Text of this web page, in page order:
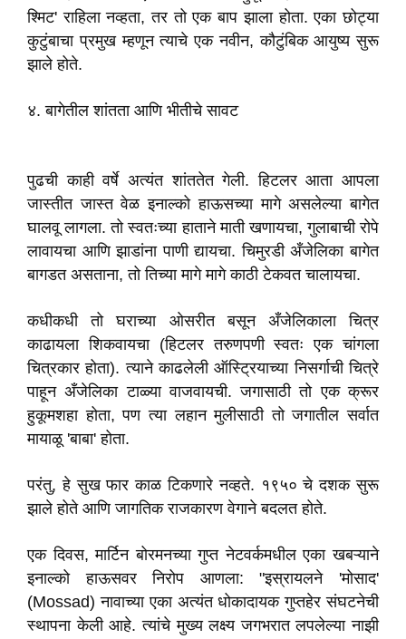
श्मिट' राहिला नव्हता, तर तो एक बाप झाला होता. एका छोट्या
कुटुंबाचा प्रमुख म्हणून त्याचे एक नवीन, कौटुंबिक आयुष्य सुरू
झाले होते.
४. बागेतील शांतता आणि भीतीचे सावट
पुढची काही वर्षे अत्यंत शांततेत गेली. हिटलर आता आपला
जास्तीत जास्त वेळ इनाल्को हाऊसच्या मागे असलेल्या बागेत
घालवू लागला. तो स्वतःच्या हाताने माती खणायचा, गुलाबाची रोपे
लावायचा आणि झाडांना पाणी द्यायचा. चिमुरडी अँजेलिका बागेत
बागडत असताना, तो तिच्या मागे मागे काठी टेकवत चालायचा.
कधीकधी तो घराच्या ओसरीत बसून अँजेलिकाला चित्र
काढायला शिकवायचा (हिटलर तरुणपणी स्वतः एक चांगला
चित्रकार होता). त्याने काढलेली ऑस्ट्रियाच्या निसर्गाची चित्रे
पाहून अँजेलिका टाळ्या वाजवायची. जगासाठी तो एक क्रूर
हुकूमशहा होता, पण त्या लहान मुलीसाठी तो जगातील सर्वात
मायाळू 'बाबा' होता.
परंतु, हे सुख फार काळ टिकणारे नव्हते. १९५० चे दशक सुरू
झाले होते आणि जागतिक राजकारण वेगाने बदलत होते.
एक दिवस, मार्टिन बोरमनच्या गुप्त नेटवर्कमधील एका खबऱ्याने
इनाल्को हाऊसवर निरोप आणला: "इस्रायलने 'मोसाद'
(Mossad) नावाच्या एका अत्यंत धोकादायक गुप्तहेर संघटनेची
स्थापना केली आहे. त्यांचे मुख्य लक्ष्य जगभरात लपलेल्या नाझी